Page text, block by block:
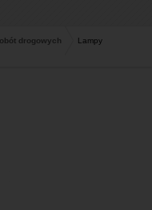
drogowych Lampy